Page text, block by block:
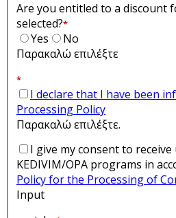
Are you entitled to a discount
selected?*
Yes
No
Παρακαλώ επιλέξτε
*
I declare that I have been
Processing Policy
Παρακαλώ επιλέξτε.
I give my consent to
KEDIVIM/OPA programs in
Policy for the Processing of
Input